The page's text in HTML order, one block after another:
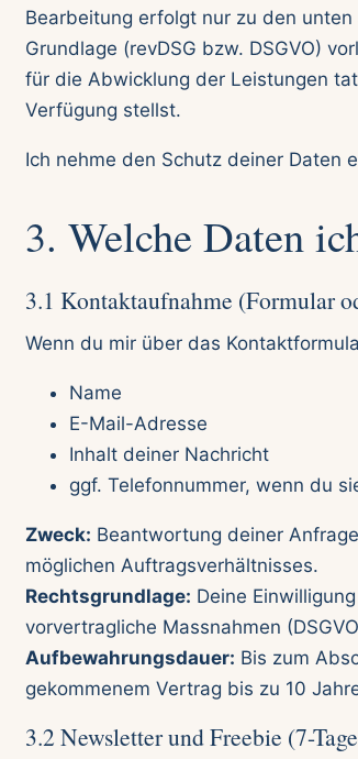
Bearbeitung erfolgt nur zu den
Grundlage (revDSG bzw. DSGVO)
für die Abwicklung der Leistungen
Verfügung stellst.
Ich nehme den Schutz deiner Daten
3. Welche Daten
3.1 Kontaktaufnahme (Formular
Wenn du mir über das
Name
E-Mail-Adresse
Inhalt deiner Nachricht
ggf. Telefonnummer, wenn du
Zweck: Beantwortung deiner
möglichen Auftragsverhältnisses.
Rechtsgrundlage: Deine
vorvertragliche Massnahmen
Aufbewahrungsdauer: Bis zum
gekommenem Vertrag bis zu 10
3.2 Newsletter und Freebie (7-